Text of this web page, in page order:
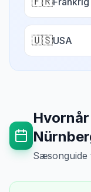
🇺🇸USA
Sæsonguide